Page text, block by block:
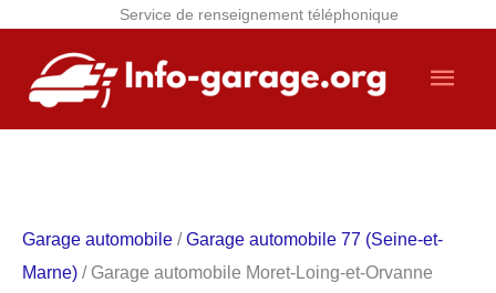
Service de renseignement téléphonique
contenu
Garage automobile /Garage automobile 77 (Seine-et-
Marne) / Garage automobile Moret-Loing-et-Orvanne